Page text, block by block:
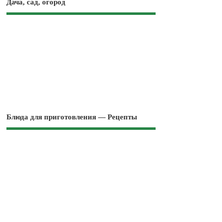
Дача, сад, огород
Блюда для приготовления — Рецепты